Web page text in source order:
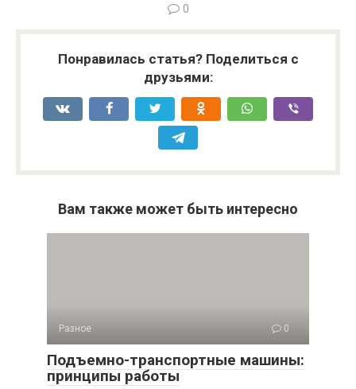
0
Понравилась статья? Поделиться с
друзьями:
Вам также может быть интересно
Разное 0
Подъемно-транспортные машины:
принципы работы